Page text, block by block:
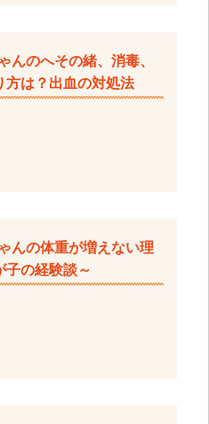
んのへその緒、消毒、
方は？出血の対処法
んの体重が増えない理
子の経験談～